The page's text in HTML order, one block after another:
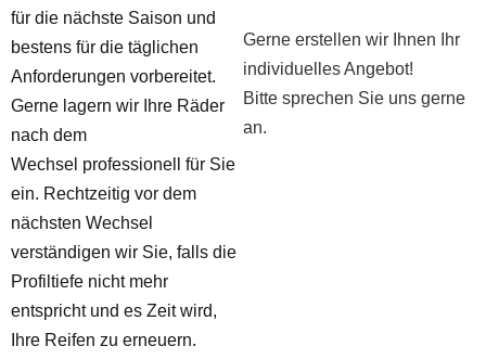
für die nächste Saison und
bestens für die täglichen
Anforderungen vorbereitet.
Gerne lagern wir Ihre Räder
nach dem
Wechsel professionell für Sie
ein. Rechtzeitig vor dem
nächsten Wechsel
verständigen wir Sie, falls die
Profiltiefe nicht mehr
entspricht und es Zeit wird,
Ihre Reifen zu erneuern.
Gerne erstellen wir Ihnen Ihr
individuelles Angebot!
Bitte sprechen Sie uns gerne
an.